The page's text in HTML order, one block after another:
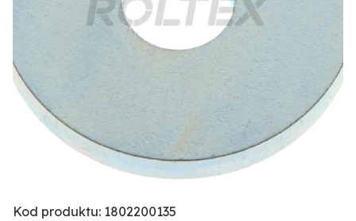
Kod produktu: 1802200135